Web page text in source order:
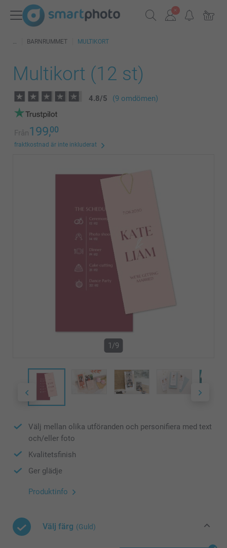
BARNRUMMET MULTIKORT
Multikort (12 st)
4.8/5 (9 omdömen)
Från199,00
fraktkostnad är inte inkluderat
1/9
Välj mellan olika utföranden och personifiera med text
och/eller foto
Kvalitetsfinish
Ger glädje
Produktinfo
Välj färg (Guld)